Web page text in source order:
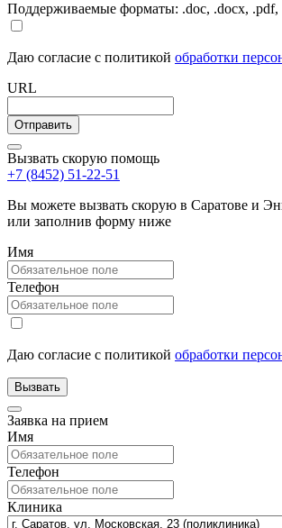
Поддерживаемые форматы: .doc, .docx, .pdf,
Даю согласие с политикой обработки
URL
Вызвать скорую помощь
+7 (8452) 51-22-51
Вы можете вызвать скорую в Саратове и
или заполнив форму ниже
Имя
Телефон
Даю согласие с политикой обработки
Заявка на прием
Имя
Телефон
Клиника